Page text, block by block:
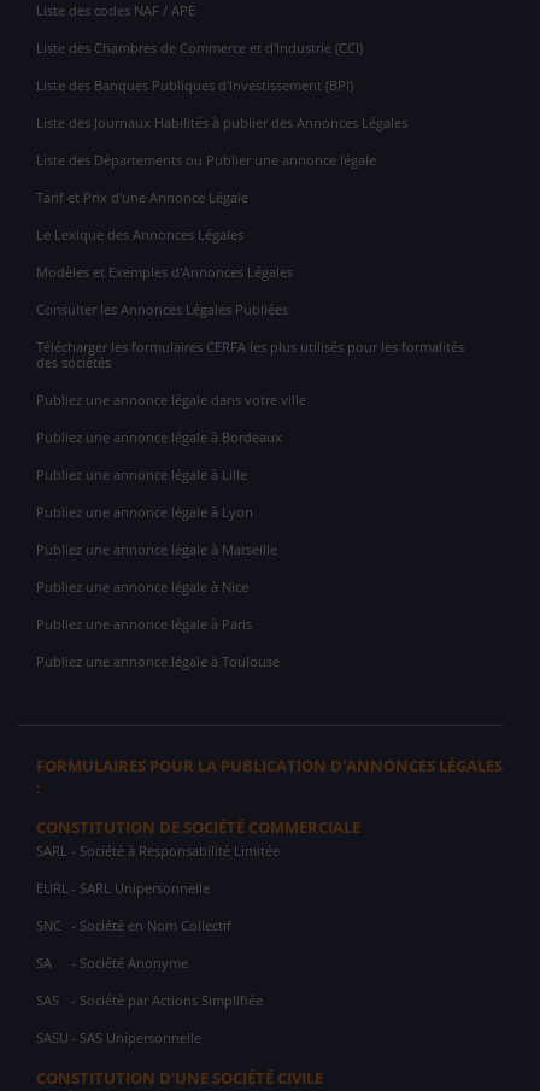
Liste des codes NAF / APE
Liste des Chambres de Commerce et d'Industrie (CCI)
Liste des Banques Publiques d'Investissement (BPI)
Liste des Journaux Habilités à publier des Annonces Légales
Liste des Départements ou Publier une annonce légale
Tarif et Prix d'une Annonce Légale
Le Lexique des Annonces Légales
Modèles et Exemples d'Annonces Légales
Consulter les Annonces Légales Publiées
Télécharger les formulaires CERFA les plus utilisés pour les formalités
des sociétés
Publiez une annonce légale dans votre ville
Publiez une annonce légale à Bordeaux
Publiez une annonce légale à Lille
Publiez une annonce légale à Lyon
Publiez une annonce légale à Marseille
Publiez une annonce légale à Nice
Publiez une annonce légale à Paris
Publiez une annonce légale à Toulouse
FORMULAIRES POUR LA PUBLICATION D'ANNONCES LÉGALES
:
CONSTITUTION DE SOCIÉTÉ COMMERCIALE
SARL - Société à Responsabilité Limitée
EURL - SARL Unipersonnelle
SNC - Société en Nom Collectif
SA - Société Anonyme
SAS - Société par Actions Simplifiée
SASU - SAS Unipersonnelle
CONSTITUTION D'UNE SOCIÉTÉ CIVILE